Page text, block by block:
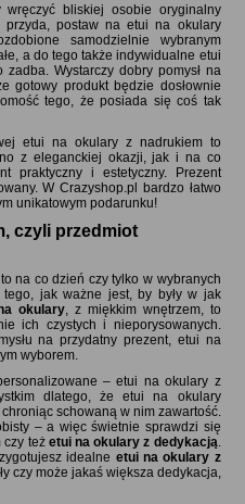
bliskiej osobie oryginalny
postaw na etui na okulary
samodzielnie wybranym
a do tego także indywidualne etui
Wystarczy dobry pomysł na
gotowy produkt będzie dosłownie
tego, że posiada się coś tak
etui na okulary z nadrukiem to
z eleganckiej okazji, jak i na co
praktyczny i estetyczny. Prezent
W Crazyshop.pl bardzo łatwo
unikatowym podarunku!
czyli przedmiot
na co dzień czy tylko w wybranych
jak ważne jest, by były w jak
okulary, z miękkim wnętrzem, to
ich czystych i nieporysowanych.
na przydatny prezent, etui na
wyborem.
– etui na okulary z
dlatego, że etui na okulary
schowaną w nim zawartość.
– a więc świetnie sprawdzi się
czy też etui na okulary z dedykacją
idealne etui na okulary z
czy może jakaś większa dedykacja,